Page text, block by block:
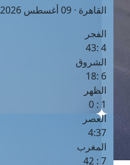
القاهرة · 09 أغسطس 2026 م
الفجر
4 :43
الشروق
6 :18
الظهر
1 : 0
العصر
4:37
المغرب
7 : 42